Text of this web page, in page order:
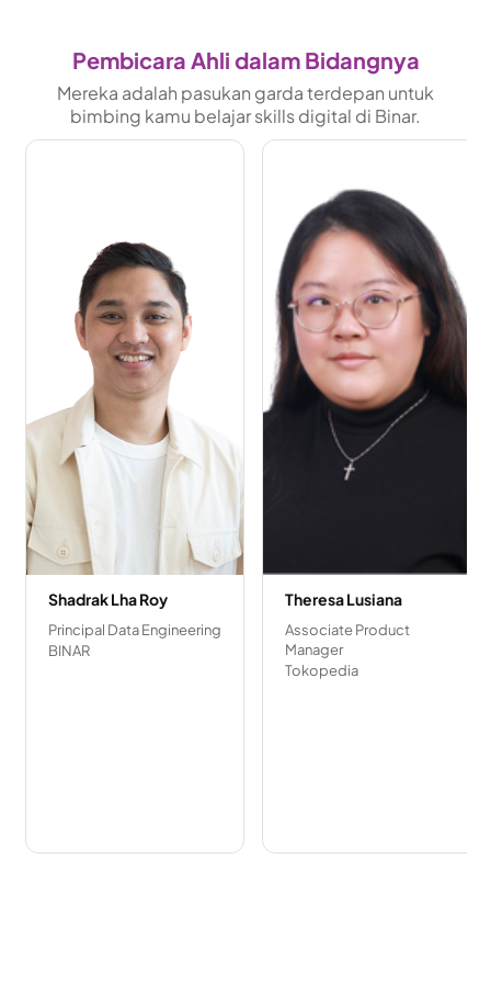
Pembicara Ahli dalam Bidangnya
Mereka adalah pasukan garda terdepan untuk
bimbing kamu belajar skills digital di Binar.
Shadrak Lha Roy
Principal Data Engineering
BINAR
Theresa Lusiana
Associate Product
Manager
Tokopedia